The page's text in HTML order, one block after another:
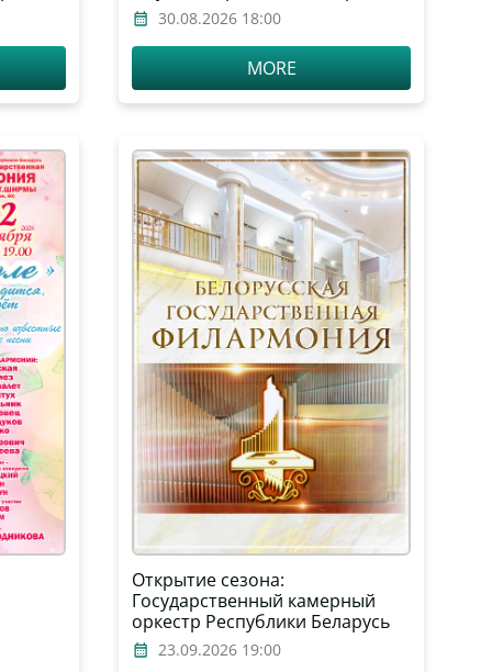
30.08.2026 18:00
MORE
Открытие сезона:
Государственный камерный
оркестр Республики Беларусь
23.09.2026 19:00